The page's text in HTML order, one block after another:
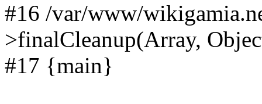
#16 /var/www/
>finalCleanup(Array,
#17 {main}